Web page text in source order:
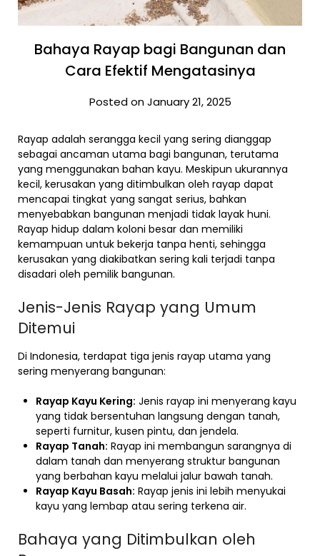
Bahaya Rayap bagi Bangunan dan
Cara Efektif Mengatasinya
Posted on January 21, 2025
Rayap adalah serangga kecil yang sering dianggap
sebagai ancaman utama bagi bangunan, terutama
yang menggunakan bahan kayu. Meskipun ukurannya
kecil, kerusakan yang ditimbulkan oleh rayap dapat
mencapai tingkat yang sangat serius, bahkan
menyebabkan bangunan menjadi tidak layak huni.
Rayap hidup dalam koloni besar dan memiliki
kemampuan untuk bekerja tanpa henti, sehingga
kerusakan yang diakibatkan sering kali terjadi tanpa
disadari oleh pemilik bangunan.
Jenis-Jenis Rayap yang Umum
Ditemui
Di Indonesia, terdapat tiga jenis rayap utama yang
sering menyerang bangunan:
Rayap Kayu Kering: Jenis rayap ini menyerang kayu
yang tidak bersentuhan langsung dengan tanah,
seperti furnitur, kusen pintu, dan jendela.
Rayap Tanah: Rayap ini membangun sarangnya di
dalam tanah dan menyerang struktur bangunan
yang berbahan kayu melalui jalur bawah tanah.
Rayap Kayu Basah: Rayap jenis ini lebih menyukai
kayu yang lembap atau sering terkena air.
Bahaya yang Ditimbulkan oleh